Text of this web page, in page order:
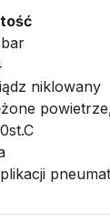
niklowany